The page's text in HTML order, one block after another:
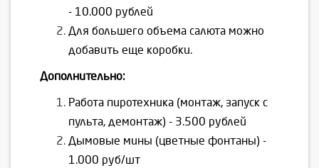
- 10.000 рублей
Для большего объема салюта можно
добавить еще коробки.
Дополнительно:
Работа пиротехника (монтаж, запуск с
пульта, демонтаж) - 3.500 рублей
Дымовые мины (цветные фонтаны) -
1.000 руб/шт